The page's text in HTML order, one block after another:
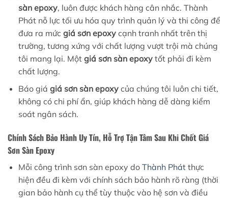
sàn epoxy, luôn được khách hàng cân nhắc. Thành
Phát nỗ lực tối ưu hóa quy trình quản lý và thi công để
đưa ra mức giá sơn epoxycạnh tranh nhất trên thị
trường, tương xứng với chất lượng vượt trội mà chúng
tôi mang lại. Một giá sơn sàn epoxytốt phải đi kèm
chất lượng.
Báo giá giá sơn sàn epoxycủa chúng tôi luôn chi tiết,
không có chi phí ẩn, giúp khách hàng dễ dàng kiểm
soát ngân sách.
Chính Sách Bảo Hành Uy Tín, Hỗ Trợ Tận Tâm Sau Khi Chốt Giá
Sơn Sàn Epoxy
Mỗi công trình sơn sàn epoxy do Thành Phátthực
hiện đều đi kèm với chính sách bảo hành rõ ràng (thời
gian bảo hành cụ thể tùy thuộc vào hệ sơn và điều